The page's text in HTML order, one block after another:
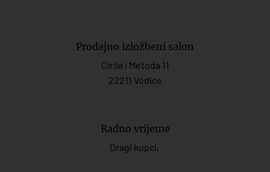
Prodajno izložbeni salon
Ćirila i Metoda 11
22211 Vodice
Radno vrijeme
Dragi kupci,